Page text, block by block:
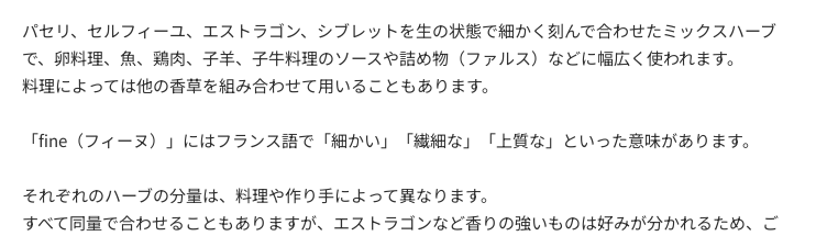
パセリ、セルフィーユ、エストラゴン、シブレットを生の状態で細かく刻んで合わせたミックスハーブ
で、卵料理、魚、鶏肉、子羊、子牛料理のソースや詰め物（ファルス）などに幅広く使われます。
料理によっては他の香草を組み合わせて用いることもあります。
「fine（フィーヌ）」にはフランス語で「細かい」「繊細な」「上質な」といった意味があります。
それぞれのハーブの分量は、料理や作り手によって異なります。
すべて同量で合わせることもありますが、エストラゴンなど香りの強いものは好みが分かれるため、ご